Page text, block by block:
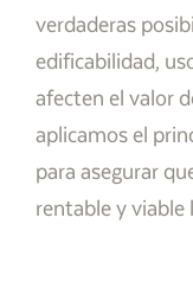
verdaderas
edificabilidad,
afecten el valor
aplicamos el
para asegurar
rentable y viable